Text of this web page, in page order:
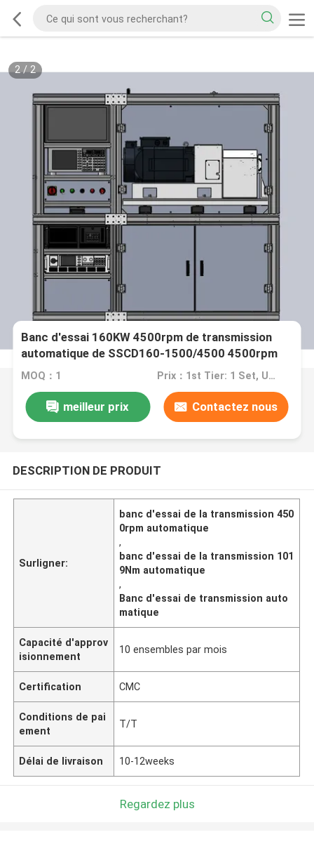
2/2
Banc d'essai 160KW 4500rpm de transmission
automatique de SSCD160-1500/4500 4500rpm
MOQ：1 Prix：1st Tier: 1 Set, Unit Price USD 3.00 2nd Tier: 2-5 Sets, Unit Price USD 2.00 3rd Tier: Over 5 Sets, Unit Price USD 1.00
meilleur prix Contactez nous
DESCRIPTION DE PRODUIT
Surligner:
banc d'essai de la transmission 450
0rpm automatique
,
banc d'essai de la transmission 101
9Nm automatique
,
Banc d'essai de transmission auto
matique
Capacité d'approv
isionnement
10 ensembles par mois
Certification CMC
Conditions de pai
ement
T/T
Délai de livraison 10-12weeks
Regardez plus